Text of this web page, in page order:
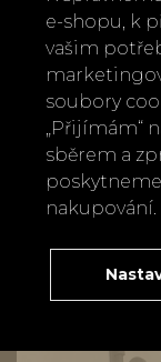
e-shopu, k
vašim
soubory
„Přijímám“
sběrem a
nakupování.